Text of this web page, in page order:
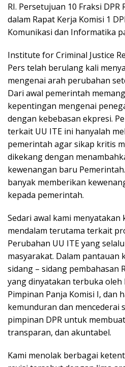
RI. Persetujuan 10 Fraksi
dalam Rapat Kerja Komisi 1
Komunikasi dan Informatika
Institute for Criminal Justice
Pers telah berulang kali
mengenai arah perubahan
Dari awal pemerintah
kepentingan mengenai
dengan kebebasan ekpresi.
terkait UU ITE ini hanyalah
pemerintah agar sikap kritis
dikekang dengan
kewenangan baru
banyak memberikan
kepada pemerintah.
Sedari awal kami menyatakan
mendalam terutama terkait
Perubahan UU ITE yang
masyarakat. Dalam pantauan
sidang – sidang pembahasan
yang dinyatakan terbuka oleh
Pimpinan Panja Komisi I, dan
kemunduran dan mencederai
pimpinan DPR untuk
transparan, dan akuntabel.
Kami menolak berbagai